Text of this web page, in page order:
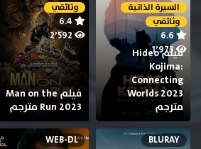
السيرة الذاتية
وثائقي
1٬973
فيلم Hideo
Kojima:
Connecting
Worlds 2023
مترجم
وثائقي
6.4
2٬592
فيلم Man on the
Run 2023 مترجم
BLURAY
WEB-DL